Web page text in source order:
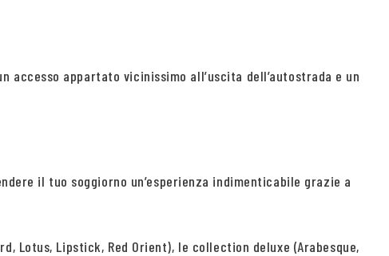
accesso appartato vicinissimo all’uscita dell’autostrada e un
il tuo soggiorno un’esperienza indimenticabile grazie a
Lotus, Lipstick, Red Orient), le collection deluxe (Arabesque,